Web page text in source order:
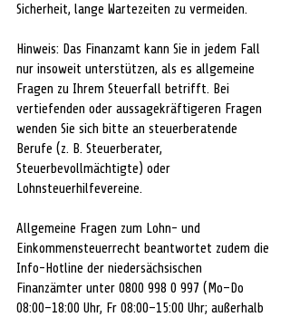
Sicherheit, lange Wartezeiten zu vermeiden.
Hinweis: Das Finanzamt kann Sie in jedem Fall
nur insoweit unterstützen, als es allgemeine
Fragen zu Ihrem Steuerfall betrifft. Bei
vertiefenden oder aussagekräftigeren Fragen
wenden Sie sich bitte an steuerberatende
Berufe (z. B. Steuerberater,
Steuerbevollmächtigte) oder
Lohnsteuerhilfevereine.
Allgemeine Fragen zum Lohn- und
Einkommensteuerrecht beantwortet zudem die
Info-Hotline der niedersächsischen
Finanzämter unter 0800 998 0 997 (Mo–Do
08:00–18:00 Uhr, Fr 08:00–15:00 Uhr; außerhalb